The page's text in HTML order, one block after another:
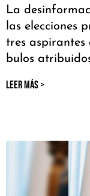
La
las elecciones
tres aspirantes
bulos
LEER MÁS >